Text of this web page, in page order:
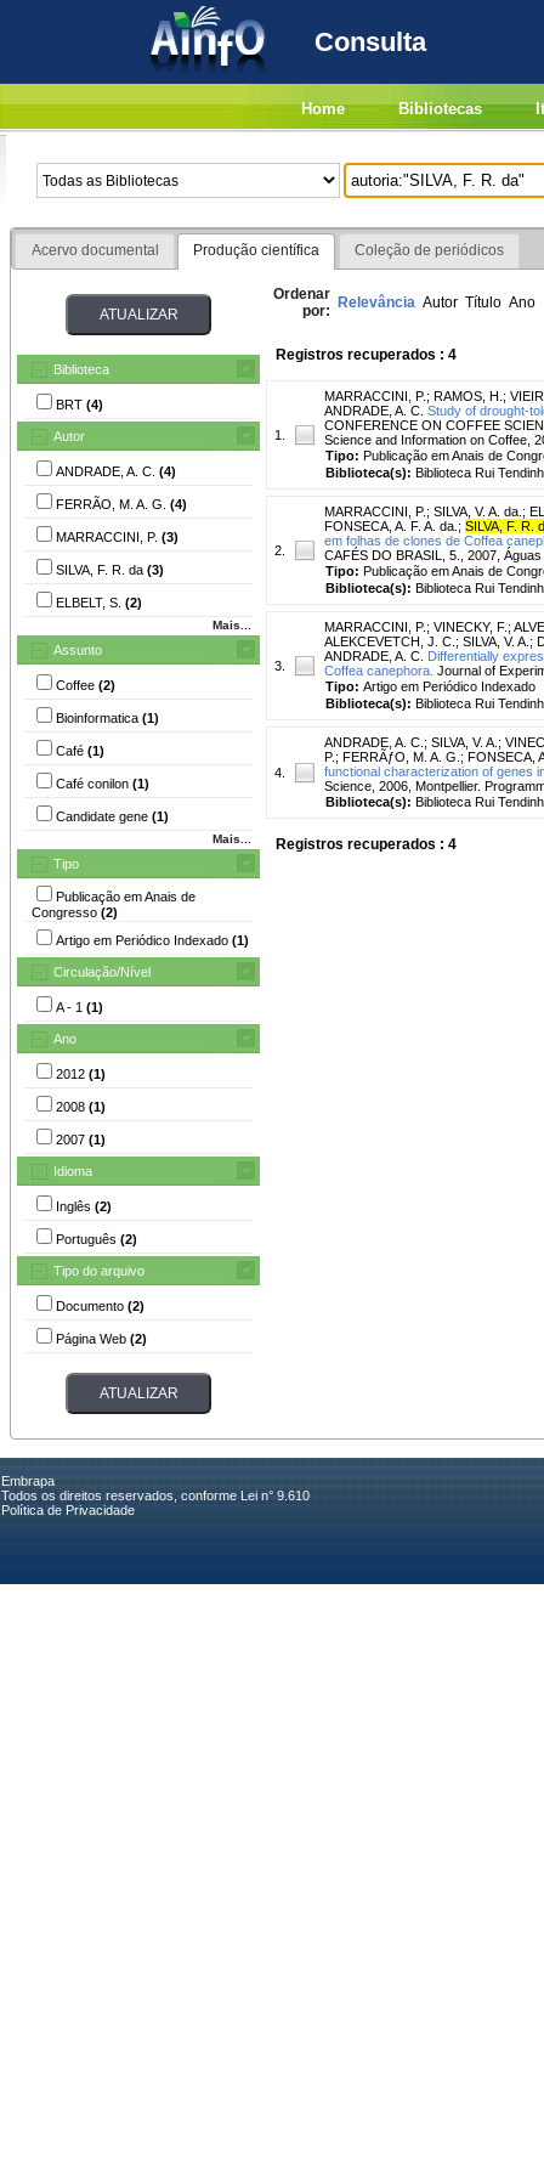
Consulta
Home Bibliotecas
Acervo documental Produção científica Coleção de periódicos
Biblioteca
BRT (4)
Autor
ANDRADE, A. C. (4)
FERRÃO, M. A. G. (4)
MARRACCINI, P. (3)
SILVA, F. R. da (3)
ELBELT, S. (2)
Mais...
Assunto
Coffee (2)
Bioinformatica (1)
Café (1)
Café conilon (1)
Candidate gene (1)
Mais...
Tipo
Publicação em Anais de
Congresso (2)
Artigo em Periódico Indexado (1)
Circulação/Nível
A - 1 (1)
Ano
2012 (1)
2008 (1)
2007 (1)
Idioma
Inglês (2)
Português (2)
Tipo do arquivo
Documento (2)
Página Web (2)
Ordenar
por: Relevância Autor Título Ano
Registros recuperados : 4
1.
MARRACCINI, P. ; RAMOS, H. ;
ANDRADE, A. C. Study of drought-
CONFERENCE ON COFFEE
Science and Information on Coffee,
Tipo: Publicação em Anais de
Biblioteca(s): Biblioteca Rui
2.
MARRACCINI, P. ; SILVA, V. A. da. ;
FONSECA, A. F. A. da. ; SILVA, F. R.
em folhas de clones de Coffea
CAFÉS DO BRASIL, 5., 2007,
Tipo: Publicação em Anais de
Biblioteca(s): Biblioteca Rui
3.
MARRACCINI, P. ; VINECKY, F. ;
ALEKCEVETCH, J. C. ; SILVA, V. A. ;
ANDRADE, A. C. Differentially
Coffea canephora. Journal of
Tipo: Artigo em Periódico Indexado
Biblioteca(s): Biblioteca Rui
4.
ANDRADE, A. C. ; SILVA, V. A. ;
P. ; FERRÃƒO, M. A. G. ; FONSECA,
functional characterization of genes
Science, 2006, Montpellier.
Biblioteca(s): Biblioteca Rui
Registros recuperados : 4
Embrapa
Todos os direitos reservados, conforme Lei n° 9.610
Política de Privacidade